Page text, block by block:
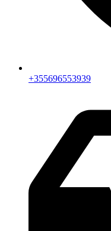
+355696553939